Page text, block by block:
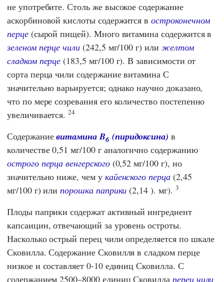
не употребите. Столь же высокое содержание
аскорбиновой кислоты содержится востроконечном
перце(сырой пищей). Много витамина содержится в
зеленом перце чили (242,5 мг/100 г) или желтом
сладком перце (183,5 мг/100 г). В зависимости от
сорта перца чили содержание витамина С
значительно варьируется; однако научно доказано,
что по мере созревания его количество постепенно
увеличивается.24
Содержаниевитамина B6(пиридоксина) в
количестве 0,51 мг/100 г аналогично содержанию
острого перца венгерского(0,52 мг/100 г), но
значительно ниже, чем у кайенского перца(2,45
мг/100 г) илипорошка паприки (2,14 ​). мг). 3
Плоды паприки содержат активный ингредиент
капсаицин, отвечающий за уровень остроты.
Насколько острый перец чили определяется по шкале
Сковилла. Содержание Сковилля в сладком перце
низкое и составляет 0-10 единиц Сковилла. С
содержанием 2500–8000 единиц Сковилла перец чили